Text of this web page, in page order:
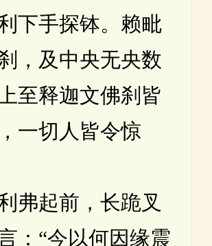
下手探钵。赖毗
，及中央无央数
至释迦文佛刹皆
一切人皆令惊
起前，长跪叉
：“今以何因缘震